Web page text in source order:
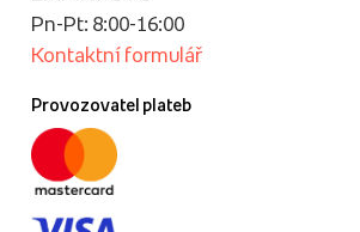
Pn-Pt: 8:00-16:00
Kontaktní formulář
Provozovatel plateb